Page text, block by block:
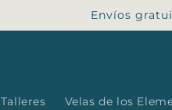
Envíos
Talleres Velas de los